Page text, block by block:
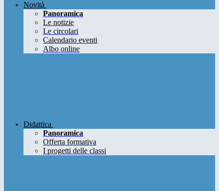
Novità
Panoramica
Le notizie
Le circolari
Calendario eventi
Albo online
Didattica
Panoramica
Offerta formativa
I progetti delle classi